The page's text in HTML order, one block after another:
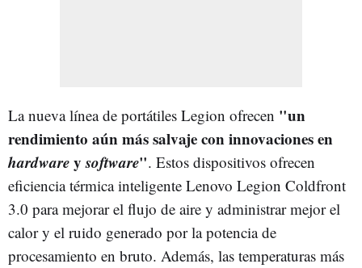
La nueva línea de portátiles Legion ofrecen "un
rendimiento aún más salvaje con innovaciones en
hardwareysoftware". Estos dispositivos ofrecen
eficiencia térmica inteligente Lenovo Legion Coldfront
3.0 para mejorar el flujo de aire y administrar mejor el
calor y el ruido generado por la potencia de
procesamiento en bruto. Además, las temperaturas más